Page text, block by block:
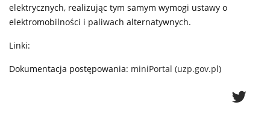
elektrycznych, realizując tym samym wymogi ustawy o
elektromobilności i paliwach alternatywnych.
Linki:
Dokumentacja postępowania: miniPortal (uzp.gov.pl)